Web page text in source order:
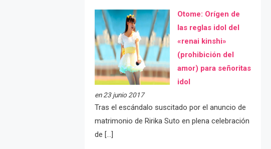
Otome: Orígen de
las reglas idol del
«renai kinshi»
(prohibición del
amor) para señoritas
idol
en 23 junio 2017
Tras el escándalo suscitado por el anuncio de
matrimonio de Ririka Suto en plena celebración
de […]